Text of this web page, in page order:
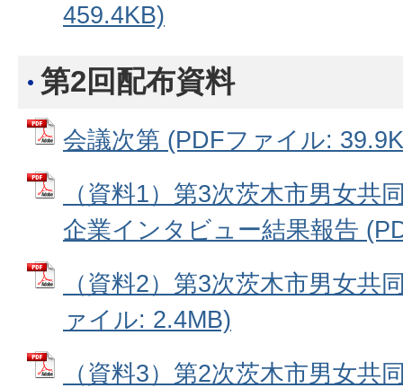
459.4KB)
第2回配布資料
会議次第 (PDFファイル:
（資料1）第3次茨木市男女共
企業インタビュー結果報告
（資料2）第3次茨木市男女共
ァイル: 2.4MB)
（資料3）第2次茨木市男女共